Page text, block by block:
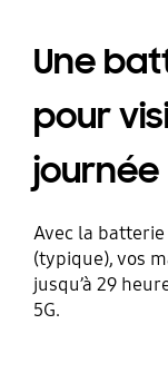
Une
pour
journée
Avec la
(typique), vos
jusqu’à 29
5G.